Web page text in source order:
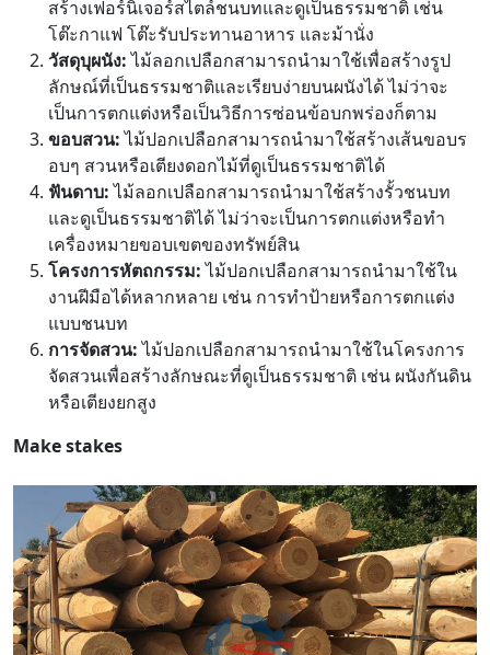
สร้างเฟอร์นิเจอร์สไตล์ชนบทและดูเป็นธรรมชาติ เช่น
โต๊ะกาแฟ โต๊ะรับประทานอาหาร และม้านั่ง
วัสดุบุผนัง:ไม้ลอกเปลือกสามารถนำมาใช้เพื่อสร้างรูป
ลักษณ์ที่เป็นธรรมชาติและเรียบง่ายบนผนังได้ ไม่ว่าจะ
เป็นการตกแต่งหรือเป็นวิธีการซ่อนข้อบกพร่องก็ตาม
ขอบสวน:ไม้ปอกเปลือกสามารถนำมาใช้สร้างเส้นขอบร
อบๆ สวนหรือเตียงดอกไม้ที่ดูเป็นธรรมชาติได้
ฟันดาบ:ไม้ลอกเปลือกสามารถนำมาใช้สร้างรั้วชนบท
และดูเป็นธรรมชาติได้ ไม่ว่าจะเป็นการตกแต่งหรือทำ
เครื่องหมายขอบเขตของทรัพย์สิน
โครงการหัตถกรรม:ไม้ปอกเปลือกสามารถนำมาใช้ใน
งานฝีมือได้หลากหลาย เช่น การทำป้ายหรือการตกแต่ง
แบบชนบท
การจัดสวน:ไม้ปอกเปลือกสามารถนำมาใช้ในโครงการ
จัดสวนเพื่อสร้างลักษณะที่ดูเป็นธรรมชาติ เช่น ผนังกันดิน
หรือเตียงยกสูง
Make stakes